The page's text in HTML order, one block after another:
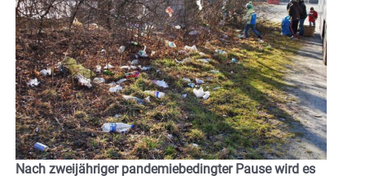
Nach zweijähriger pandemiebedingter Pause wird es